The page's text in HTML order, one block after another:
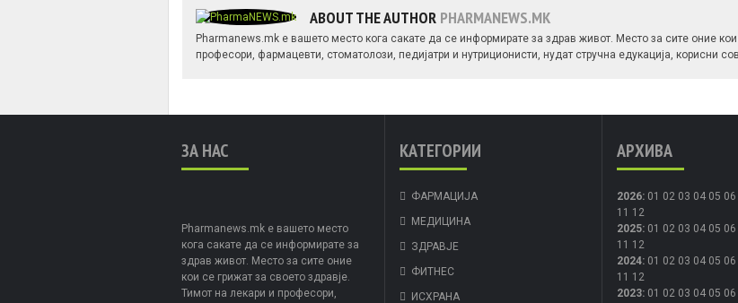
ABOUT THE AUTHOR PHARMANEWS.MK
Pharmanews.mk е вашето место кога сакате да се информирате за здрав живот. Место за сите оние
професори, фармацевти, стоматолози, педијатри и нутриционисти, нудат стручна едукација, корисни
ЗА НАС
Pharmanews.mk е вашето место
кога сакате да се информирате за
здрав живот. Место за сите оние
кои се грижат за своето здравје.
Тимот на лекари и професори,
КАТЕГОРИИ
ФАРМАЦИЈА
МЕДИЦИНА
ЗДРАВЈЕ
ФИТНЕС
ИСХРАНА
АРХИВА
2026: 01 02 03 04 05 06
11 12
2025: 01 02 03 04 05 06
11 12
2024: 01 02 03 04 05 06
11 12
2023: 01 02 03 04 05 06